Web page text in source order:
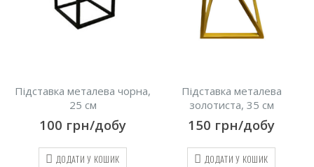
Підставка металева чорна,
25 см
100 грн/добу
ДОДАТИ У КОШИК
Підставка металева
золотиста, 35 см
150 грн/добу
ДОДАТИ У КОШИК